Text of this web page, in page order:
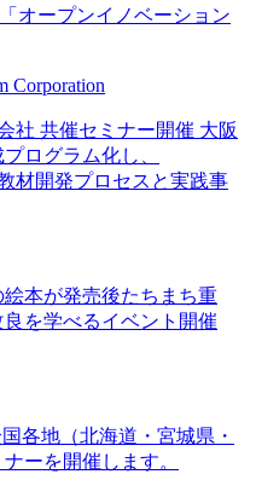
オープンイノベーション
Corporation
社 共催セミナー開催 大阪
ログラム化し、
材開発プロセスと実践事
本が発売後たちまち重
を学べるイベント開催
各地（北海道・宮城県・
ーを開催します。